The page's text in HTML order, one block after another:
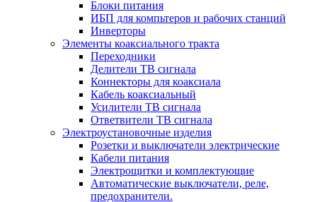
Блоки питания
ИБП для компьтеров и рабочих станций
Инверторы
Элементы коаксиального тракта
Переходники
Делители ТВ сигнала
Коннекторы для коаксиала
Кабель коаксиальный
Усилители ТВ сигнала
Ответвители ТВ сигнала
Электроустановочные изделия
Розетки и выключатели электрические
Кабели питания
Электрощитки и комплектующие
Автоматические выключатели, реле,
предохранители.